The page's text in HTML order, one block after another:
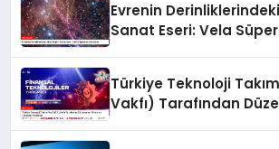
Evrenin
Sanat Eseri: Vela
Türkiye Teknoloji
Vakfı) Tarafından